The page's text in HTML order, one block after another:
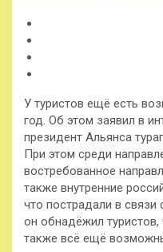
У туристов ещё есть
год. Об этом заявил в
президент Альянса
При этом среди
востребованное
также внутренние
что пострадали в
он обнадёжил
также всё ещё